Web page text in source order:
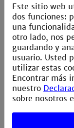
Geräte.
Welche
Beginn des
Ich wollte
Was
noch heute
Este sitio web
dos funciones:
una
otro lado, nos
guardando y
usuario. Usted
utilizar estas
Encontrar más
nuestro
sobre nosotros